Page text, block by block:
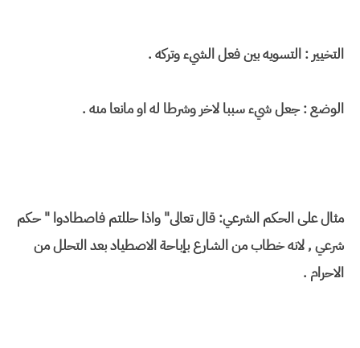
التخيير : التسويه بين فعل الشيء وتركه .
الوضع : جعل شيء سببا لاخر وشرطا له او مانعا منه .
مثال على الحكم الشرعي: قال تعالى" واذا حللتم فاصطادوا " حكم
شرعي , لانه خطاب من الشارع بإباحة الاصطياد بعد التحلل من
الاحرام .